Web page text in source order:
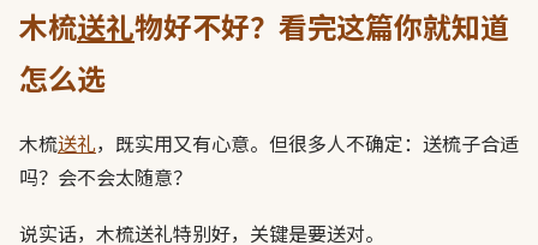
木梳送礼物好不好？看完这篇你就知道
怎么选
木梳送礼，既实用又有心意。但很多人不确定：送梳子合适
吗？会不会太随意？
说实话，木梳送礼特别好，关键是要送对。